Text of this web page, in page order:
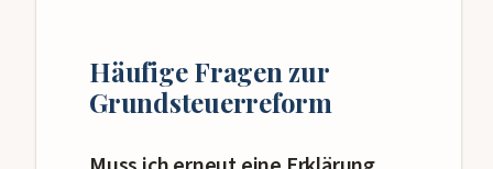
Häufige Fragen zur
Grundsteuerreform